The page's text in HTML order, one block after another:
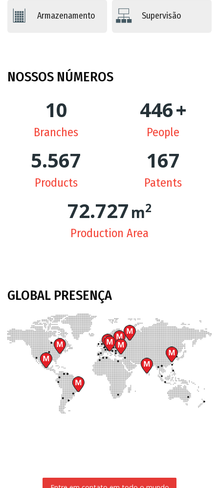
Armazenamento Supervisão
NOSSOS NÚMEROS
10
Branches
448+
People
5.606
Products
169
Patents
73.756m2
Production Area
GLOBAL PRESENÇA